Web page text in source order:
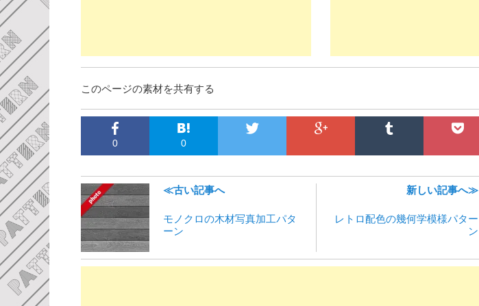
このページの素材を共有する
0 0
≪古い記事へ
モノクロの木材写真加工パタ
ーン
新しい記事へ≫
レトロ配色の幾何学模様パター
ン